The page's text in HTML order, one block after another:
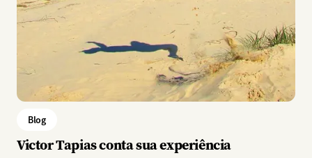
Blog
Victor Tapias conta sua experiência